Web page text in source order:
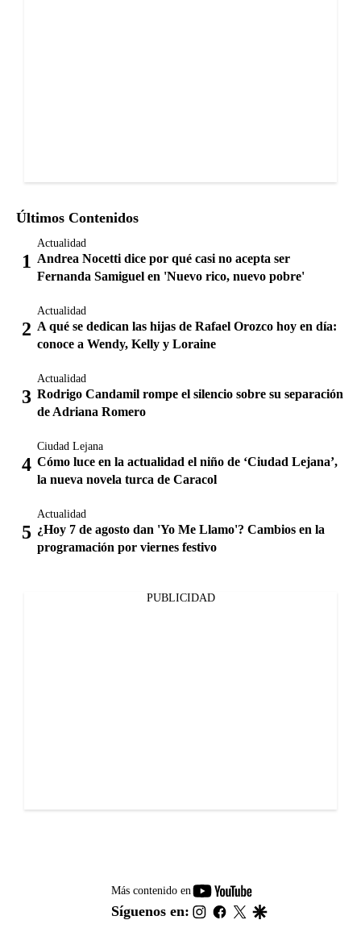
Últimos Contenidos
Actualidad
Andrea Nocetti dice por qué casi no acepta ser
Fernanda Samiguel en 'Nuevo rico, nuevo pobre'
Actualidad
A qué se dedican las hijas de Rafael Orozco hoy en día:
conoce a Wendy, Kelly y Loraine
Actualidad
Rodrigo Candamil rompe el silencio sobre su separación
de Adriana Romero
Ciudad Lejana
Cómo luce en la actualidad el niño de ‘Ciudad Lejana’,
la nueva novela turca de Caracol
Actualidad
¿Hoy 7 de agosto dan 'Yo Me Llamo'? Cambios en la
programación por viernes festivo
PUBLICIDAD
Más contenido en
youtube-
footer
Síguenos en: instagram
facebook
twitter